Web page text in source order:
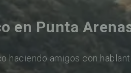
en Punta
haciendo amigos con